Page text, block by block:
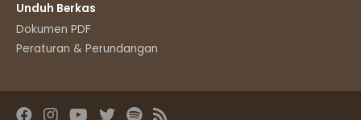
Unduh Berkas
Dokumen PDF
Peraturan & Perundangan